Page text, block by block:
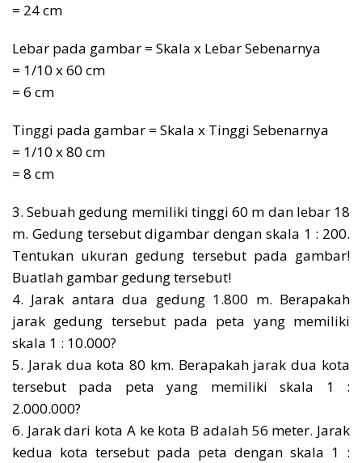
= 24 cm
Lebar pada gambar = Skala x Lebar Sebenarnya
= 1/10 x 60 cm
= 6 cm
Tinggi pada gambar = Skala x Tinggi Sebenarnya
= 1/10 x 80 cm
= 8 cm
3. Sebuah gedung memiliki tinggi 60 m dan lebar 18
m. Gedung tersebut digambar dengan skala 1 : 200.
Tentukan ukuran gedung tersebut pada gambar!
Buatlah gambar gedung tersebut!
4. Jarak antara dua gedung 1.800 m. Berapakah
jarak gedung tersebut pada peta yang memiliki
skala 1 : 10.000?
5. Jarak dua kota 80 km. Berapakah jarak dua kota
tersebut pada peta yang memiliki skala 1 :
2.000.000?
6. Jarak dari kota A ke kota B adalah 56 meter. Jarak
kedua kota tersebut pada peta dengan skala 1 :